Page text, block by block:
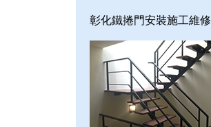
彰化鐵捲門安裝施工維修